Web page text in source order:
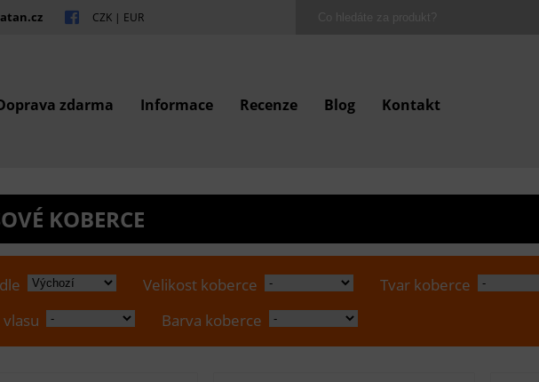
CZK | EUR
zdarma Informace Recenze Blog Kontakt
KOBERCE
Velikost koberce
Tvar koberce
Barva koberce